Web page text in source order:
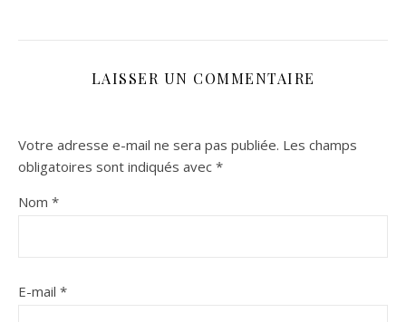
LAISSER UN COMMENTAIRE
Votre adresse e-mail ne sera pas publiée. Les champs
obligatoires sont indiqués avec *
Nom *
E-mail *